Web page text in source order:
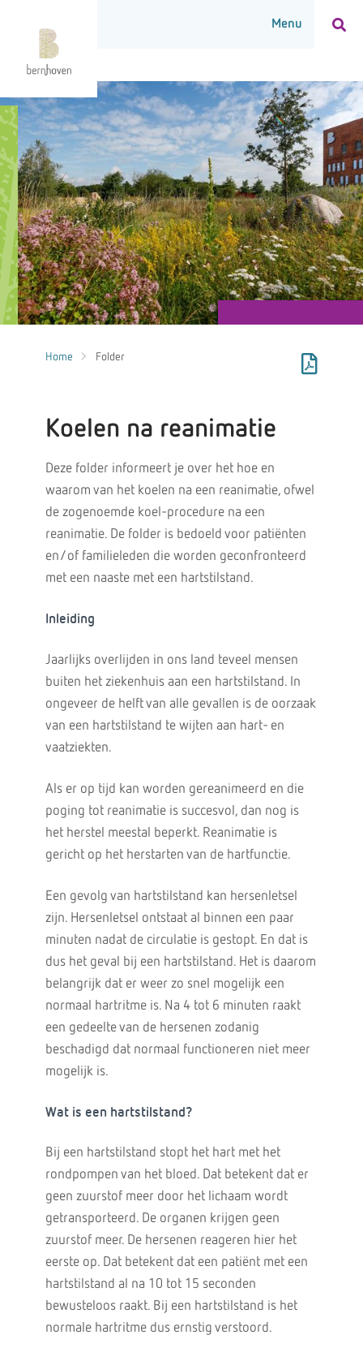
Home Folder
Koelen na reanimatie
Deze folder informeert je over het hoe en
waarom van het koelen na een reanimatie, ofwel
de zogenoemde koel-procedure na een
reanimatie. De folder is bedoeld voor patiënten
en/of familieleden die worden geconfronteerd
met een naaste met een hartstilstand.
Inleiding
Jaarlijks overlijden in ons land teveel mensen
buiten het ziekenhuis aan een hartstilstand. In
ongeveer de helft van alle gevallen is de oorzaak
van een hartstilstand te wijten aan hart- en
vaatziekten.
Als er op tijd kan worden gereanimeerd en die
poging tot reanimatie is succesvol, dan nog is
het herstel meestal beperkt. Reanimatie is
gericht op het herstarten van de hartfunctie.
Een gevolg van hartstilstand kan hersenletsel
zijn. Hersenletsel ontstaat al binnen een paar
minuten nadat de circulatie is gestopt. En dat is
dus het geval bij een hartstilstand. Het is daarom
belangrijk dat er weer zo snel mogelijk een
normaal hartritme is. Na 4 tot 6 minuten raakt
een gedeelte van de hersenen zodanig
beschadigd dat normaal functioneren niet meer
mogelijk is.
Wat is een hartstilstand?
Bij een hartstilstand stopt het hart met het
rondpompen van het bloed. Dat betekent dat er
geen zuurstof meer door het lichaam wordt
getransporteerd. De organen krijgen geen
zuurstof meer. De hersenen reageren hier het
eerste op. Dat betekent dat een patiënt met een
hartstilstand al na 10 tot 15 seconden
bewusteloos raakt. Bij een hartstilstand is het
normale hartritme dus ernstig verstoord.